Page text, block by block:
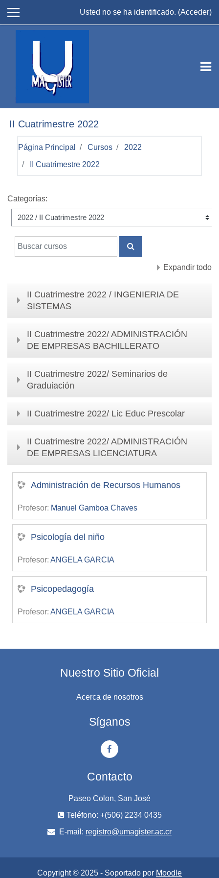
Usted no se ha identificado. (Acceder)
II Cuatrimestre 2022
Página Principal Cursos 2022
II Cuatrimestre 2022
Categorías:
Buscar cursos
BUSCAR CURSOS
Expandir todo
II Cuatrimestre 2022 / INGENIERIA DE
SISTEMAS
II Cuatrimestre 2022/ ADMINISTRACIÓN
DE EMPRESAS BACHILLERATO
II Cuatrimestre 2022/ Seminarios de
Graduiación
II Cuatrimestre 2022/ Lic Educ Prescolar
II Cuatrimestre 2022/ ADMINISTRACIÓN
DE EMPRESAS LICENCIATURA
Administración de Recursos Humanos
Profesor: Manuel Gamboa Chaves
Psicología del niño
Profesor: ANGELA GARCIA
Psicopedagogía
Profesor: ANGELA GARCIA
Nuestro Sitio Oficial
Acerca de nosotros
Síganos
Contacto
Paseo Colon, San José
Teléfono: +(506) 2234 0435
E-mail: registro@umagister.ac.cr
Copyright © 2025 - Soportado por Moodle